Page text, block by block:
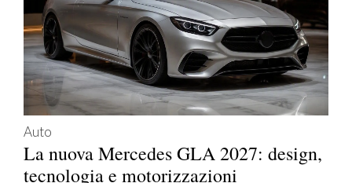
Auto
La nuova Mercedes GLA 2027: design,
tecnologia e motorizzazioni